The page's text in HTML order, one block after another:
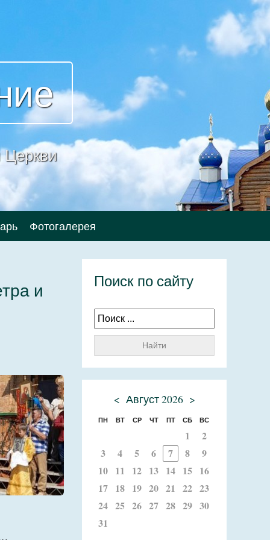
Церкви
Фотогалерея
и Поиск по сайту
Найти
< Август 2026 >
ПН ВТ СР ЧТ ПТ СБ ВС
1
2
3
4 5 6 7 8
9
10 11 12 13 14 15 16
17 18 19 20 21 22 23
24 25 26 27 28 29 30
31